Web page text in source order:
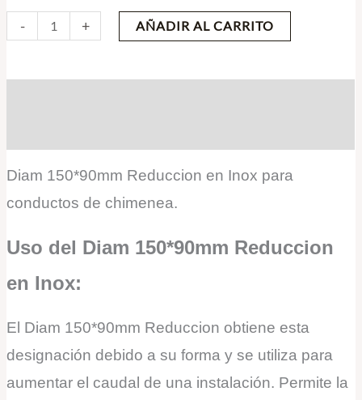
- + AÑADIR AL CARRITO
Diam 150*90mm Reduccion en Inox para
conductos de chimenea.
Uso del Diam 150*90mm Reduccion
en Inox:
El Diam 150*90mm Reduccion obtiene esta
designación debido a su forma y se utiliza para
aumentar el caudal de una instalación. Permite la